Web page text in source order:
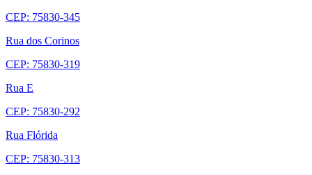
CEP: 75830-345
Rua dos Corinos
CEP: 75830-319
Rua E
CEP: 75830-292
Rua Flórida
CEP: 75830-313